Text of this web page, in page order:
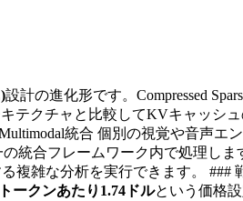
設計の進化形です。Compressed
テクチャと比較してKVキャッシ
統合 個別の視覚や音声エ
統合フレームワーク内で処理しま
雑な分析を実行できます。 ###
ークンあたり1.74ドルという価格